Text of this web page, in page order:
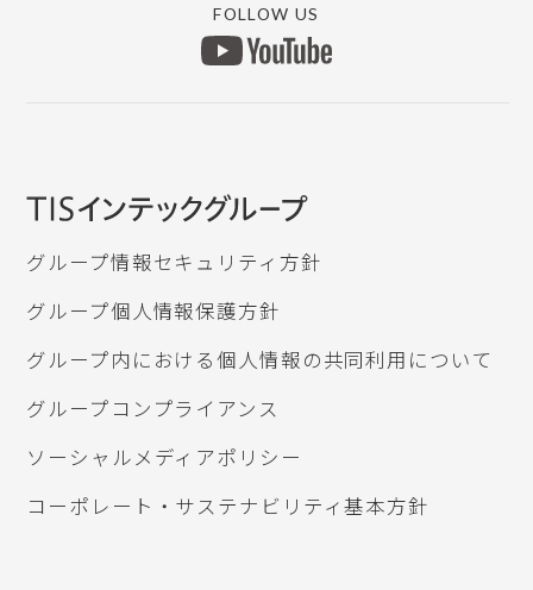
銀行データ取り込み
ICSデジタルポスト
上手くんαWEBサイト
FOLLOW US
グループ情報セキュリティ方針
グループ個人情報保護方針
グループ内における個人情報の共同利用について
グループコンプライアンス
ソーシャルメディアポリシー
コーポレート・サステナビリティ基本方針